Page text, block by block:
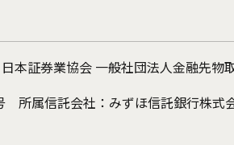
証券業協会 一般社団法人金融先物
属信託会社：みずほ信託銀行株式